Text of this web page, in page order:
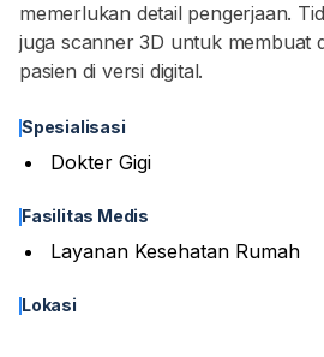
memerlukan detail pengerjaan.
juga scanner 3D untuk membuat
pasien di versi digital.
Spesialisasi
Dokter Gigi
Fasilitas Medis
Layanan Kesehatan Rumah
Lokasi